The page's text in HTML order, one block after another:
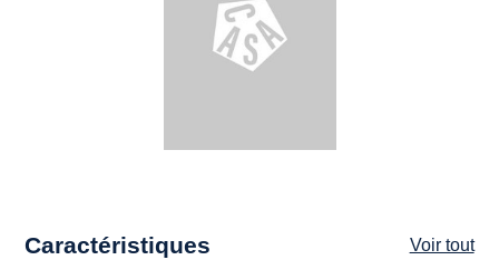
Caractéristiques Voir tout